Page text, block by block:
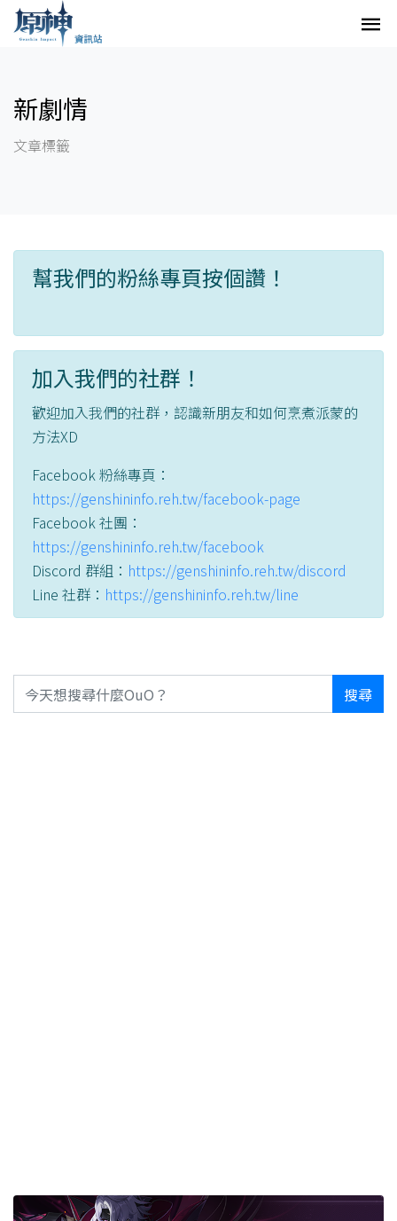
新劇情
文章標籤
幫我們的粉絲專頁按個讚！
加入我們的社群！
歡迎加入我們的社群，認識新朋友和如何烹煮派蒙的
方法XD
Facebook 粉絲專頁：
https://genshininfo.reh.tw/facebook-page
Facebook 社團：
https://genshininfo.reh.tw/facebook
Discord 群組： https://genshininfo.reh.tw/discord
Line 社群： https://genshininfo.reh.tw/line
搜尋